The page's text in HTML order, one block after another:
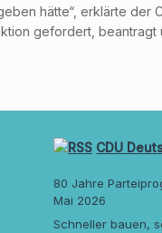
hätte“, erklärte der
gefordert,
CDU
80 Jahre
Mai 2026
Schneller bauen,